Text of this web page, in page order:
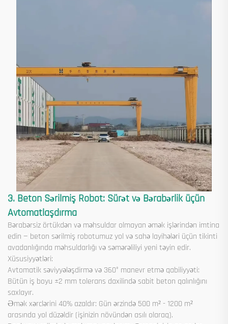
3. Beton Sərilmiş Robot: Sürət və Bərabərlik üçün
Avtomatlaşdırma
Bərabərsiz örtükdən və məhsuldar olmayan əmək işlərindən imtina
edin — beton sərilmiş robotumuz yol və sahə layihələri üçün tikinti
avadanlığında məhsuldarlığı və səmərəliliyi yeni təyin edir.
Xüsusiyyətləri:
Avtomatik səviyyələşdirmə və 360° manevr etmə qabiliyyəti:
Bütün iş boyu ±2 mm tolerans daxilində sabit beton qalınlığını
saxlayır.
Əmək xərclərini 40% azaldır: Gün ərzində 500 m² - 1200 m²
arasında yol düzəldir (işinizin növündən asılı olaraq).